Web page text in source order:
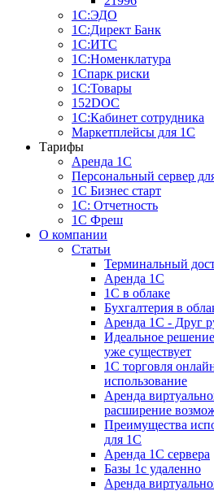
1С:ЭДО
1С:Директ Банк
1С:ИТС
1С:Номенклатура
1Спарк риски
1С:Товары
152DOC
1С:Кабинет сотрудника
Маркетплейсы для 1С
Тарифы
Аренда 1С
Персональный сервер
1С Бизнес старт
1С: Отчетность
1C Фреш
О компании
Статьи
Терминальный
Аренда 1С
1С в облаке
Бухгалтерия в
Аренда 1С - Друг
Идеальное
уже существует
1С торговля
использование
Аренда
расширение
Преимущества
для 1С
Аренда 1С сервера
Базы 1с удаленно
Аренда